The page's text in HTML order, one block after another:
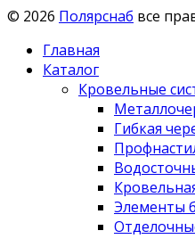
© 2026 Полярснаб все
Главная
Каталог
Кровельные
Гибкая
Элементы